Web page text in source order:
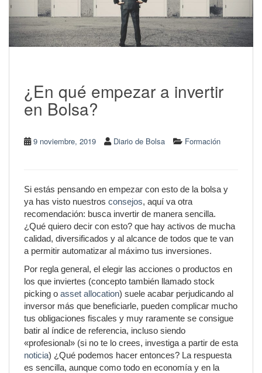
¿En qué empezar a invertir
en Bolsa?
9 noviembre, 2019 Diario de Bolsa Formación
Si estás pensando en empezar con esto de la bolsa y
ya has visto nuestros consejos, aquí va otra
recomendación: busca invertir de manera sencilla.
¿Qué quiero decir con esto? que hay activos de mucha
calidad, diversificados y al alcance de todos que te van
a permitir automatizar al máximo tus inversiones.
Por regla general, el elegir las acciones o productos en
los que inviertes (concepto también llamado stock
picking o asset allocation) suele acabar perjudicando al
inversor más que beneficiarle, pueden complicar mucho
tus obligaciones fiscales y muy raramente se consigue
batir al índice de referencia, incluso siendo
«profesional» (si no te lo crees, investiga a partir de esta
noticia) ¿Qué podemos hacer entonces? La respuesta
es sencilla, aunque como todo en economía y en la